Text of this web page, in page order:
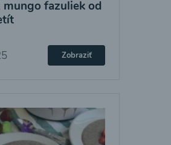
mungo fazuliek od
Zobraziť